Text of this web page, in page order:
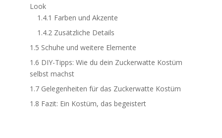
Look
1.4.1 Farben und Akzente
1.4.2Zusätzliche Details
1.5 Schuhe und weitere Elemente
1.6 DIY-Tipps: Wie du dein Zuckerwatte Kostüm
selbst machst
1.7Gelegenheiten für das Zuckerwatte Kostüm
1.8 Fazit: Ein Kostüm, das begeistert